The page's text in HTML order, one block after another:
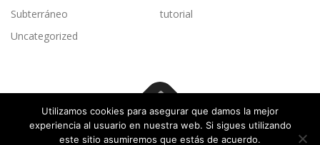
Subterráneo
tutorial
Uncategorized
Copyright © 2026 Elevadores Residenciales –Tema
OnePress
Utilizamos cookies para asegurar que damos la mejor
experiencia al usuario en nuestra web. Si sigues utilizando
este sitio asumiremos que estás de acuerdo.